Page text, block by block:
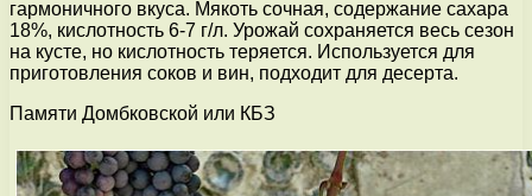
гармоничного вкуса. Мякоть сочная, содержание сахара
18%, кислотность 6-7 г/л. Урожай сохраняется весь сезон
на кусте, но кислотность теряется. Используется для
приготовления соков и вин, подходит для десерта.
Памяти Домбковской или КБЗ